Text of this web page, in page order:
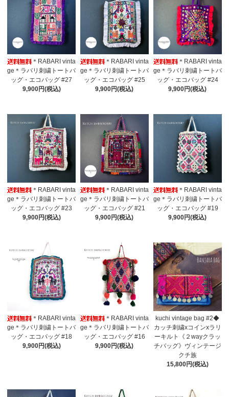
＊RABARI vinta
ge＊ラバリ刺繍トートバ
ッグ・エコバッグ #27
9,900円(税込)
＊RABARI vinta
ge＊ラバリ刺繍トートバ
ッグ・エコバッグ #25
9,900円(税込)
＊RABARI vinta
ge＊ラバリ刺繍トートバ
ッグ・エコバッグ #24
9,900円(税込)
＊RABARI vinta
ge＊ラバリ刺繍トートバ
ッグ・エコバッグ #23
9,900円(税込)
＊RABARI vinta
ge＊ラバリ刺繍トートバ
ッグ・エコバッグ #21
9,900円(税込)
＊RABARI vinta
ge＊ラバリ刺繍トートバ
ッグ・エコバッグ #19
9,900円(税込)
＊RABARI vinta
ge＊ラバリ刺繍トートバ
ッグ・エコバッグ #18
9,900円(税込)
＊RABARI vinta
ge＊ラバリ刺繍トートバ
ッグ・エコバッグ #16
9,900円(税込)
kuchi vintage bag #2◆
カッチ刺繍xコインxラリ
ーキルト《２wayクラッ
チバッグ》ヴィンテージ
クチ族
15,800円(税込)